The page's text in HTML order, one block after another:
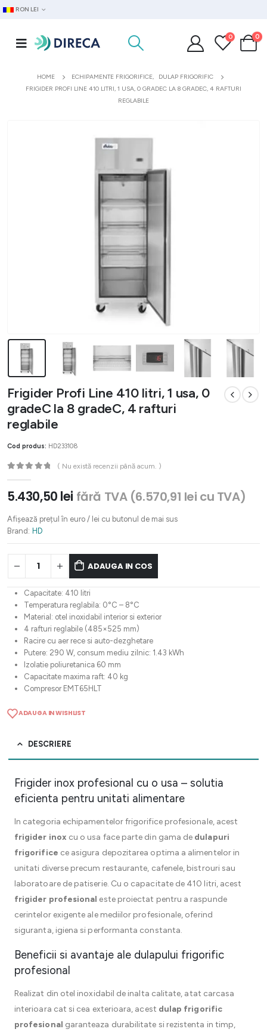
RON LEI
0 0
HOME ECHIPAMENTE FRIGORIFICE,
DULAP FRIGORIFIC
FRIGIDER PROFI LINE 410 LITRI, 1 USA, 0 GRADEC LA 8 GRADEC, 4 RAFTURI
REGLABILE
Frigider Profi Line 410 litri, 1 usa, 0
gradeC la 8 gradeC, 4 rafturi
reglabile
Cod produs: HD233108
( Nu există recenzii până acum. )
5.430,50 lei fără TVA (6.570,91 lei cu TVA)
Afișează prețul în euro / lei cu butonul de mai sus
Brand: HD
ADAUGA IN COS
Capacitate: 410 litri
Temperatura reglabila: 0°C – 8°C
Material: otel inoxidabil interior si exterior
4 rafturi reglabile (485×525 mm)
Racire cu aer rece si auto-dezghetare
Putere: 290 W, consum mediu zilnic: 1.43 kWh
Izolatie poliuretanica 60 mm
Capacitate maxima raft: 40 kg
Compresor EMT65HLT
ADAUGA IN WISHLIST
DESCRIERE
Frigider inox profesional cu o usa – solutia
eficienta pentru unitati alimentare
In categoria echipamentelor frigorifice profesionale, acest
frigider inox cu o usa face parte din gama de dulapuri
frigorifice ce asigura depozitarea optima a alimentelor in
unitati diverse precum restaurante, cafenele, bistrouri sau
laboratoare de patiserie. Cu o capacitate de 410 litri, acest
frigider profesional este proiectat pentru a raspunde
cerintelor exigente ale mediilor profesionale, oferind
siguranta, igiena si performanta constanta.
Beneficii si avantaje ale dulapului frigorific
profesional
Realizat din otel inoxidabil de inalta calitate, atat carcasa
interioara cat si cea exterioara, acest dulap frigorific
profesional garanteaza durabilitate si rezistenta in timp,